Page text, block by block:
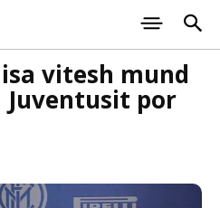
vitesh mund
Juventusit por